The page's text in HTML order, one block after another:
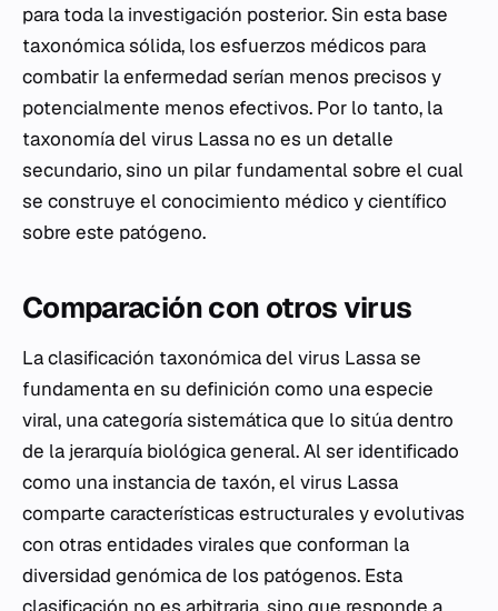
para toda la investigación posterior. Sin esta base
taxonómica sólida, los esfuerzos médicos para
combatir la enfermedad serían menos precisos y
potencialmente menos efectivos. Por lo tanto, la
taxonomía del virus Lassa no es un detalle
secundario, sino un pilar fundamental sobre el cual
se construye el conocimiento médico y científico
sobre este patógeno.
Comparación con otros virus
La clasificación taxonómica del virus Lassa se
fundamenta en su definición como una especie
viral, una categoría sistemática que lo sitúa dentro
de la jerarquía biológica general. Al ser identificado
como una instancia de taxón, el virus Lassa
comparte características estructurales y evolutivas
con otras entidades virales que conforman la
diversidad genómica de los patógenos. Esta